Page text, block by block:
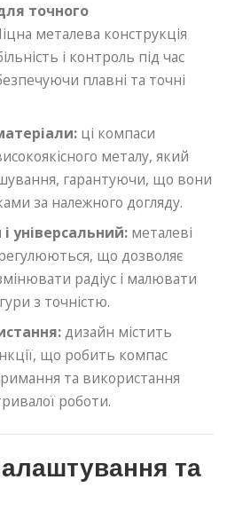
точного
металева конструкція
і контроль під час
плавні та точні
ці компаси
металу, який
гарантуючи, що вони
за належного догляду.
універсальний: металеві
що дозволяє
радіус і малювати
з точністю.
дизайн містить
що робить компас
та використання
роботи.
та